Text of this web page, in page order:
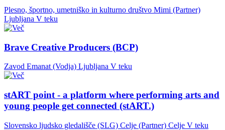
Plesno, športno, umetniško in kulturno društvo Mimi (Partner)
Ljubljana V teku
Brave Creative Producers (BCP)
Zavod Emanat (Vodja) Ljubljana V teku
stART point - a platform where performing arts and
young people get connected (stART.)
Slovensko ljudsko gledališče (SLG) Celje (Partner) Celje V teku